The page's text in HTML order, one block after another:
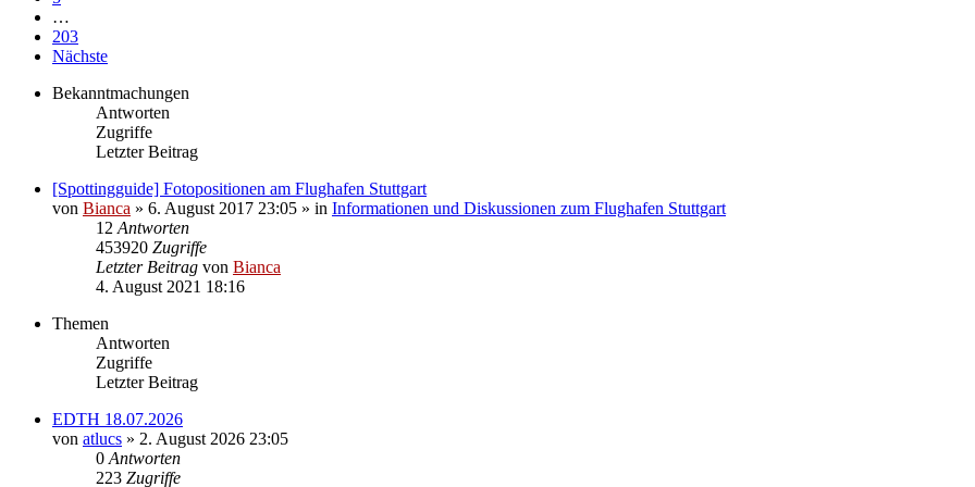
…
203
Nächste
Bekanntmachungen
Antworten
Zugriffe
Letzter Beitrag
[Spottingguide] Fotopositionen am Flughafen Stuttgart
von Bianca » 6. August 2017 23:05 » in Informationen und Diskussionen zum Flughafen Stuttgart
12 Antworten
453920 Zugriffe
Letzter Beitrag von Bianca
4. August 2021 18:16
Themen
Antworten
Zugriffe
Letzter Beitrag
EDTH 18.07.2026
von atlucs » 2. August 2026 23:05
0 Antworten
223 Zugriffe